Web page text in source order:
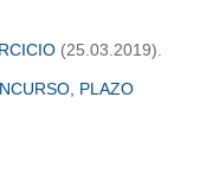
(25.03.2019).
PLAZO